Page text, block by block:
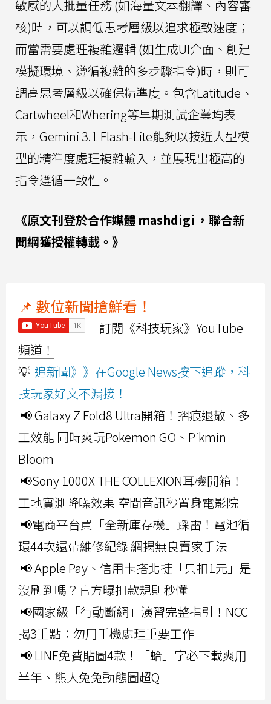
敏感的大批量任務 (如海量文本翻譯、內容審
核)時，可以調低思考層級以追求極致速度；
而當需要處理複雜邏輯 (如生成UI介面、創建
模擬環境、遵循複雜的多步驟指令)時，則可
調高思考層級以確保精準度。包含Latitude、
Cartwheel和Whering等早期測試企業均表
示，Gemini 3.1 Flash-Lite能夠以接近大型模
型的精準度處理複雜輸入，並展現出極高的
指令遵循一致性。
《原文刊登於合作媒體 mashdigi ，聯合新
聞網獲授權轉載。》
📌 數位新聞搶鮮看！
訂閱《科技玩家》YouTube
頻道！
💡 追新聞》》在Google News按下追蹤，科
技玩家好文不漏接！
📢 Galaxy Z Fold8 Ultra開箱！摺痕退散、多
工效能 同時爽玩Pokemon GO、Pikmin
Bloom
📢Sony 1000X THE COLLEXION耳機開箱！
工地實測降噪效果 空間音訊秒置身電影院
📢電商平台買「全新庫存機」踩雷！電池循
環44次還帶維修紀錄 網揭無良賣家手法
📢 Apple Pay、信用卡搭北捷「只扣1元」是
沒刷到嗎？官方曝扣款規則秒懂
📢國家級「行動斷網」演習完整指引！NCC
揭3重點：勿用手機處理重要工作
📢 LINE免費貼圖4款！「蛤」字必下載爽用
半年、熊大兔兔動態圖超Q